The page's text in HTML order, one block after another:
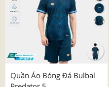
Quần Áo Bóng Đá Bulbal